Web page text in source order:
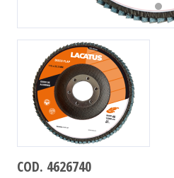
COD. 4626740